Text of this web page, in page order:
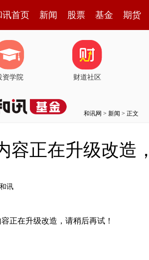
讯首页 新闻 股票 基金 期货
资学院 财道社区
和讯网 > 新闻 > 正文
容正在升级改造
和讯
容正在升级改造，请稍后再试！